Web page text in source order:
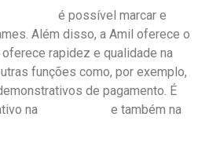
é possível marcar e
Além disso, a Amil oferece o
rapidez e qualidade na
funções como, por exemplo,
de pagamento. É
na
e também na